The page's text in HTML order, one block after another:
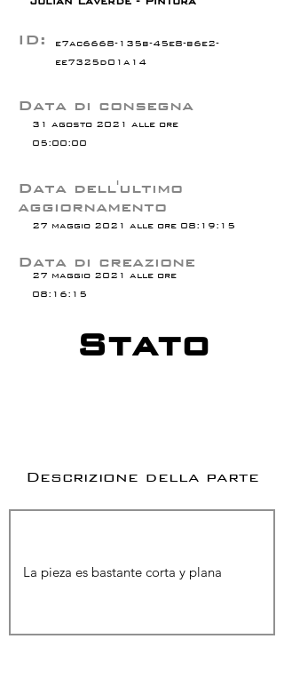
e7ac6668-135b-45e8-b6e2-
ee7325d01a14
ID:
Data di consegna
31 agosto 2021 alle ore
05:00:00
Data dell'ultimo
aggiornamento
27 maggio 2021 alle ore 08:19:15
27 maggio 2021 alle ore
08:16:15
Data di creazione
Stato
Descrizione della parte